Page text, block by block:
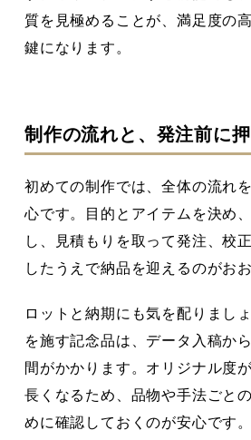
質を見極めることが、満足度の
鍵になります。
制作の流れと、発注前に
初めての制作では、全体の流れ
心です。目的とアイテムを決め
し、見積もりを取って発注、校
したうえで納品を迎えるのがお
ロットと納期にも気を配りまし
を施す記念品は、データ入稿か
間がかかります。オリジナル度
長くなるため、品物や手法ごと
めに確認しておくのが安心です。